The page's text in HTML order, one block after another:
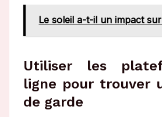
Le soleil a-t-il un impact
Utiliser les
ligne pour trouver
de garde